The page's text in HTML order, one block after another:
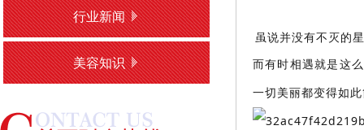
行业新闻
美容知识
虽说并没有不灭的
而有时相遇就是这
一切美丽都变得如